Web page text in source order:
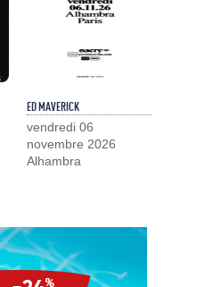
ED MAVERICK
vendredi 06
novembre 2026
Alhambra